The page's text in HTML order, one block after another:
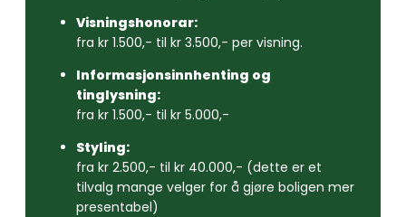
Visningshonorar:
fra kr 1.500,- til kr 3.500,- per visning.
Informasjonsinnhenting og
tinglysning:
fra kr 1.500,- til kr 5.000,-
Styling:
fra kr 2.500,- til kr 40.000,- (dette er et
tilvalg mange velger for å gjøre boligen mer
presentabel)